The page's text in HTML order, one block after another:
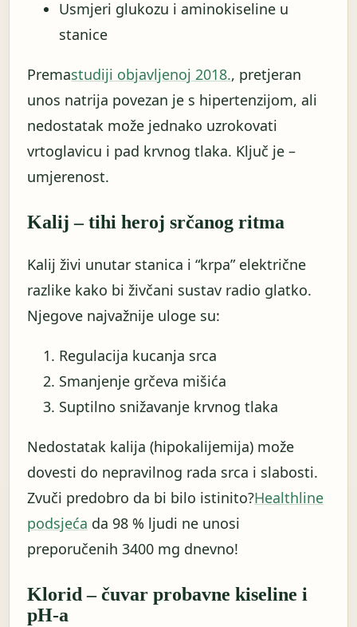
Usmjeri glukozu i aminokiseline u
stanice
Premastudiji objavljenoj 2018., pretjeran
unos natrija povezan je s hipertenzijom, ali
nedostatak može jednako uzrokovati
vrtoglavicu i pad krvnog tlaka. Ključ je –
umjerenost.
Kalij – tihi heroj srčanog ritma
Kalij živi unutar stanica i “krpa” električne
razlike kako bi živčani sustav radio glatko.
Njegove najvažnije uloge su:
Regulacija kucanja srca
Smanjenje grčeva mišića
Suptilno snižavanje krvnog tlaka
Nedostatak kalija (hipokalijemija) može
dovesti do nepravilnog rada srca i slabosti.
Zvuči predobro da bi bilo istinito?Healthline
podsjeća da 98 % ljudi ne unosi
preporučenih 3400 mg dnevno!
Klorid – čuvar probavne kiseline i
pH-a